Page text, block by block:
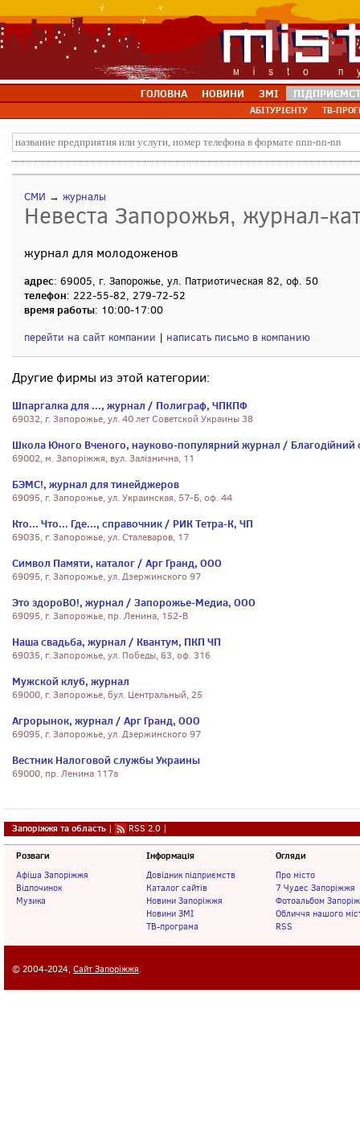
ГОЛОВНА НОВИНИ ЗМІ
АБІТУРІЄНТУ ТВ-
СМИ → журналы
Невеста Запорожья, журнал-
журнал для молодоженов
адрес: 69005, г. Запорожье, ул. Патриотическая 82, оф. 50
телефон: 222-55-82, 279-72-52
время работы: 10:00-17:00
перейти на сайт компании | написать письмо в компанию
Другие фирмы из этой категории:
Шпаргалка для ..., журнал / Полиграф, ЧПКПФ
69032, г. Запорожье, ул. 40 лет Советской Украины 38
Школа Юного Вченого, науково-популярний журнал / Благодійний
69002, м. Запоріжжя, вул. Залізнична, 11
БЭМС!, журнал для тинейджеров
69095, г. Запорожье, ул. Украинская, 57-Б, оф. 44
Кто... Что... Где..., справочник / РИК Тетра-К, ЧП
69035, г. Запорожье, ул. Сталеваров, 17
Символ Памяти, каталог / Арг Гранд, ООО
69095, г. Запорожье, ул. Дзержинского 97
Это здороВО!, журнал / Запорожье-Медиа, ООО
69095, г. Запорожье, пр. Ленина, 152-В
Наша свадьба, журнал / Квантум, ПКП ЧП
69035, г. Запорожье, ул. Победы, 63, оф. 316
Мужской клуб, журнал
69000, г. Запорожье, бул. Центральный, 25
Агрорынок, журнал / Арг Гранд, ООО
69095, г. Запорожье, ул. Дзержинского 97
Вестник Налоговой службы Украины
69000, пр. Ленина 117а
Запоріжжя та область | RSS 2.0 |
Розваги
Афіша Запоріжжя
Відпочинок
Музика
Інформація
Довідник підприємств
Каталог сайтів
Новини Запоріжжя
Новини ЗМІ
ТВ-програма
Огляди
Про місто
7 Чудес Запоріжжя
Фотоальбом
Обличчя нашого
RSS
© 2004-2024, Сайт Запоріжжя.